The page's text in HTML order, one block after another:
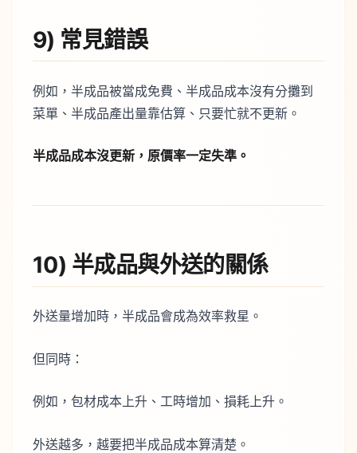
9) 常見錯誤
例如，半成品被當成免費、半成品成本沒有分攤到
菜單、半成品產出量靠估算、只要忙就不更新。
半成品成本沒更新，原價率一定失準。
10) 半成品與外送的關係
外送量增加時，半成品會成為效率救星。
但同時：
例如，包材成本上升、工時增加、損耗上升。
外送越多，越要把半成品成本算清楚。